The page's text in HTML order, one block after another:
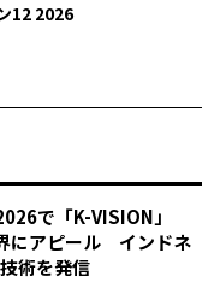
12 2026
で「K-VISION」
にアピール インドネ
術を発信